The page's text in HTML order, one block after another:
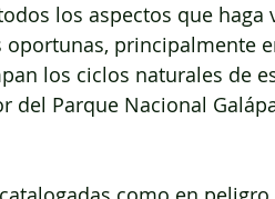
los aspectos que
principalmente
los ciclos naturales de
del Parque Nacional